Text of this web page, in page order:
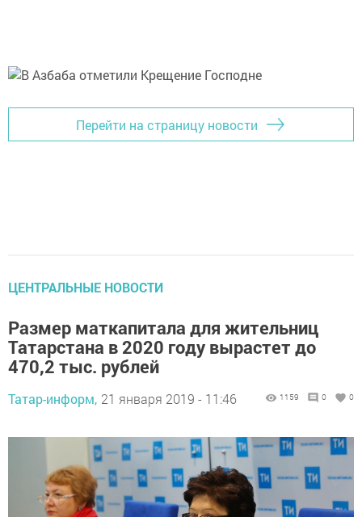
Перейти на страницу новости
ЦЕНТРАЛЬНЫЕ НОВОСТИ
Размер маткапитала для жительниц
Татарстана в 2020 году вырастет до
470,2 тыс. рублей
Татар-информ, 21 января 2019 - 11:46 1159 0 0